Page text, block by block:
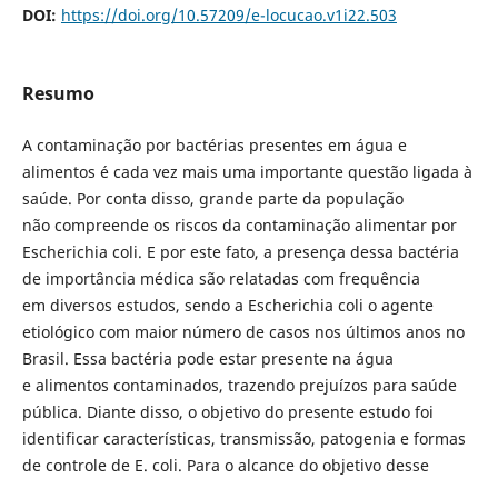
DOI: https://doi.org/10.57209/e-locucao.v1i22.503
Resumo
A contaminação por bactérias presentes em água e
alimentos é cada vez mais uma importante questão ligada à
saúde. Por conta disso, grande parte da população
não compreende os riscos da contaminação alimentar por
Escherichia coli. E por este fato, a presença dessa bactéria
de importância médica são relatadas com frequência
em diversos estudos, sendo a Escherichia coli o agente
etiológico com maior número de casos nos últimos anos no
Brasil. Essa bactéria pode estar presente na água
e alimentos contaminados, trazendo prejuízos para saúde
pública. Diante disso, o objetivo do presente estudo foi
identificar características, transmissão, patogenia e formas
de controle de E. coli. Para o alcance do objetivo desse